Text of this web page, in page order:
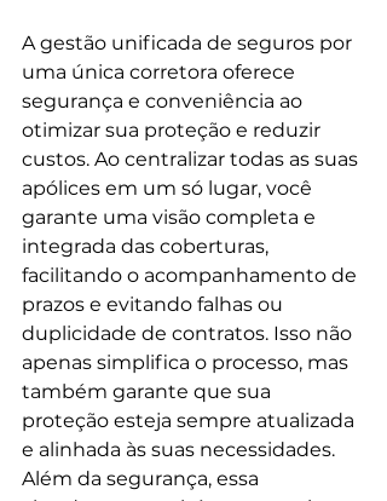
A gestão unificada de seguros por
uma única corretora oferece
segurança e conveniência ao
otimizar sua proteção e reduzir
custos. Ao centralizar todas as suas
apólices em um só lugar, você
garante uma visão completa e
integrada das coberturas,
facilitando o acompanhamento de
prazos e evitando falhas ou
duplicidade de contratos. Isso não
apenas simplifica o processo, mas
também garante que sua
proteção esteja sempre atualizada
e alinhada às suas necessidades.
Além da segurança, essa